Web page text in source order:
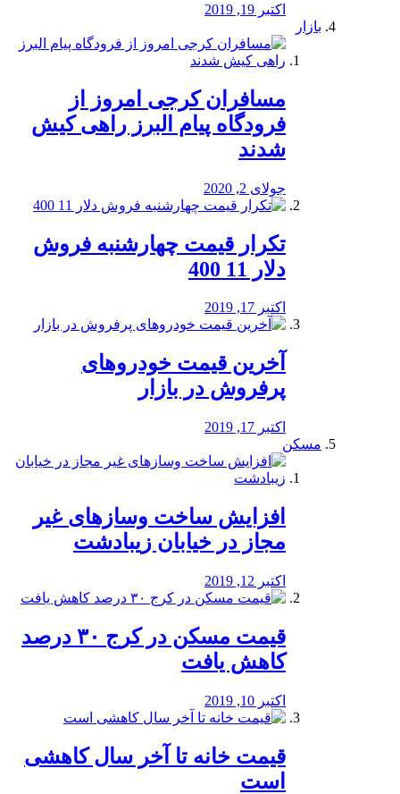
اکتبر 19, 2019
بازار
مسافران کرجی امروز از
فرودگاه پیام البرز راهی کیش
شدند
جولای 2, 2020
تکرار قیمت چهارشنبه فروش
دلار 11 400
اکتبر 17, 2019
آخرین قیمت خودرو‌های
پرفروش در بازار
اکتبر 17, 2019
مسکن
افزایش ساخت وسازهای غیر
مجاز در خیابان زیبادشت
اکتبر 12, 2019
️قیمت مسکن در کرج ۳۰ درصد
کاهش یافت
اکتبر 10, 2019
قیمت خانه تا آخر سال کاهشی
است